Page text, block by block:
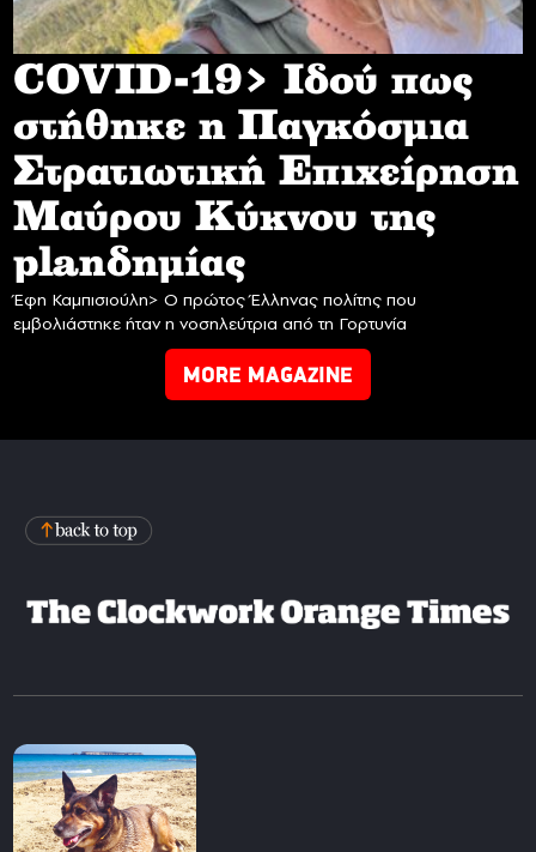
COVID-19> Iδού πως
στήθηκε η Παγκόσμια
Στρατιωτική Επιχείρηση
Mαύρου Κύκνου της
planδημίας
Έφη Καμπισιούλη> Ο πρώτος Έλληνας πολίτης που
εμβολιάστηκε ήταν η νοσηλεύτρια από τη Γορτυνία
MORE MAGAZINE